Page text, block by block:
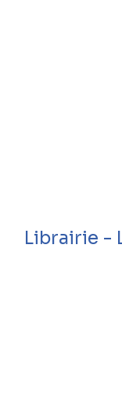
Librairie -